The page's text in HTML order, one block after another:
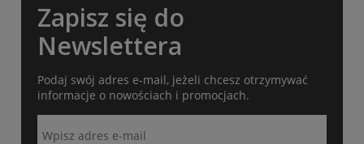
Zapisz się do
Newslettera
Podaj swój adres e-mail, jeżeli chcesz otrzymywać
informacje o nowościach i promocjach.